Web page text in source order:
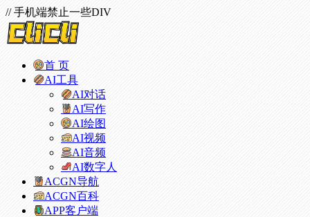
// 手机端禁止一些DIV
首 页
AI工具
AI对话
AI写作
AI绘图
AI视频
AI音频
AI数字人
ACGN导航
ACGN百科
APP客户端